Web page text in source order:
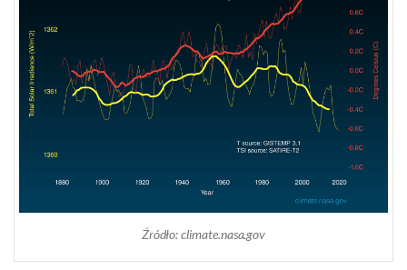
Źródło: climate.nasa.gov